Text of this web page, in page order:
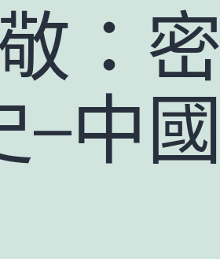
：密
–中國